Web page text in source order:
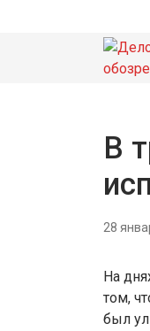
В
28
На
том,
был